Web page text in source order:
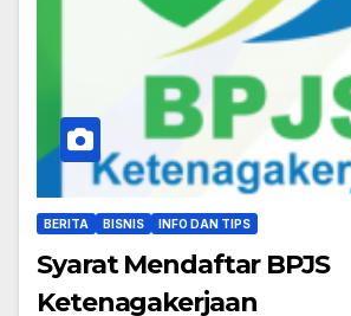
BERITA BISNIS INFO DAN TIPS
Syarat Mendaftar BPJS
Ketenagakerjaan